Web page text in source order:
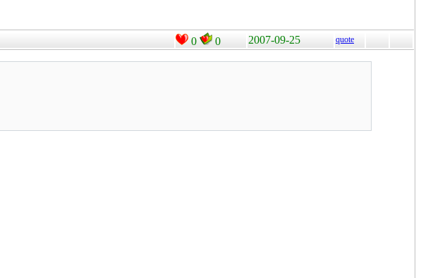
0 0 2007-09-25 quote